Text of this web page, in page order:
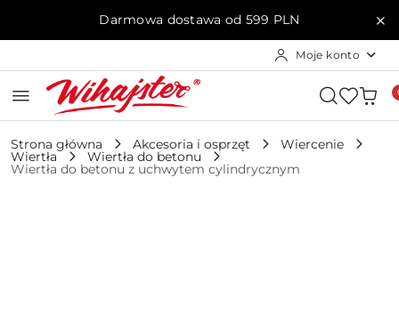
Przejdź do treści głównej
Przejdź do wyszukiwarki
Przejdź do moje konto
Przejdź do menu głównego
Przejdź do opisu produktu
Przejdź do stopkiDarmowa dostawa od 599 PLN
Moje konto
Strona główna Akcesoria i osprzęt Wiercenie
Wiertła Wiertła do betonu
Wiertła do betonu z uchwytem cylindrycznym